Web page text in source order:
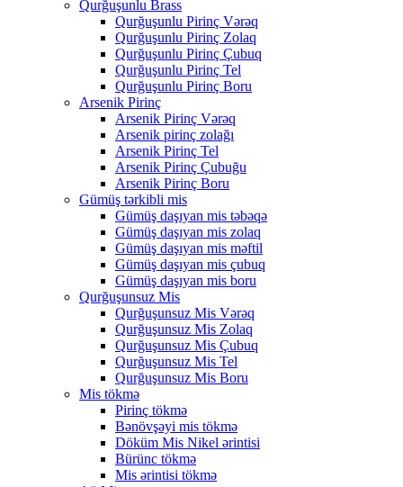
Qurğuşunlu Brass
Qurğuşunlu Pirinç Vərəq
Qurğuşunlu Pirinç Zolaq
Qurğuşunlu Pirinç Çubuq
Qurğuşunlu Pirinç Tel
Qurğuşunlu Pirinç Boru
Arsenik Pirinç
Arsenik Pirinç Vərəq
Arsenik pirinç zolağı
Arsenik Pirinç Tel
Arsenik Pirinç Çubuğu
Arsenik Pirinç Boru
Gümüş tərkibli mis
Gümüş daşıyan mis təbəqə
Gümüş daşıyan mis zolaq
Gümüş daşıyan mis məftil
Gümüş daşıyan mis çubuq
Gümüş daşıyan mis boru
Qurğuşunsuz Mis
Qurğuşunsuz Mis Vərəq
Qurğuşunsuz Mis Zolaq
Qurğuşunsuz Mis Çubuq
Qurğuşunsuz Mis Tel
Qurğuşunsuz Mis Boru
Mis tökmə
Pirinç tökmə
Bənövşəyi mis tökmə
Döküm Mis Nikel ərintisi
Bürünc tökmə
Mis ərintisi tökmə